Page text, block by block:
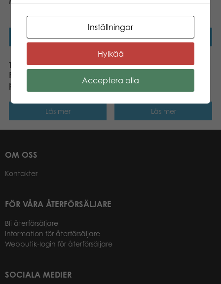
Läs mer Läs mer
Tactic Puzzle Lovers
Fighting Fish 1000 pcs
pussel
Läs mer
Tactic Puzzle Lovers
Dashing Dachshunds
1000 pcs pussel
Läs mer
OM OSS
Kontakter
FÖR VÅRA ÅTERFÖRSÄLJARE
Bli återförsäljare
Information för återförsäljare
Webbutik-login för återförsäljare
SOCIALA MEDIER
Inställningar
Hylkää
Acceptera alla